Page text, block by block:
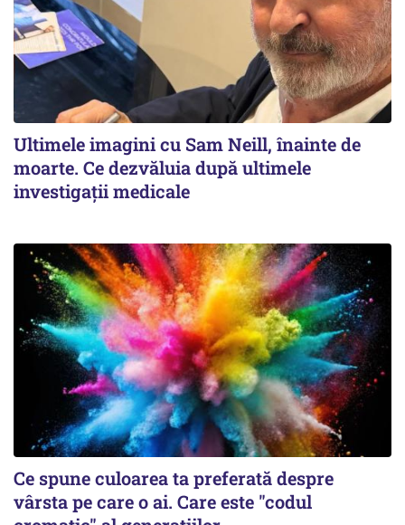
Ultimele imagini cu Sam Neill, înainte de
moarte. Ce dezvăluia după ultimele
investigații medicale
Ce spune culoarea ta preferată despre
vârsta pe care o ai. Care este "codul